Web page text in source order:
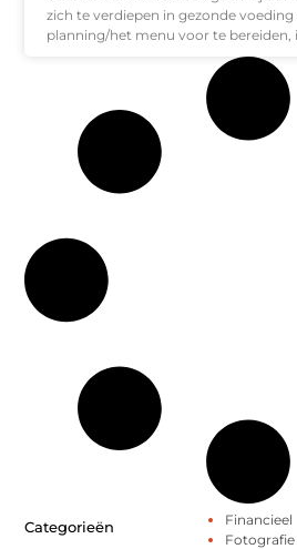
zich te verdiepen in gezonde
planning/het menu voor te bereiden,
Categorieën
Financieel
Fotografie